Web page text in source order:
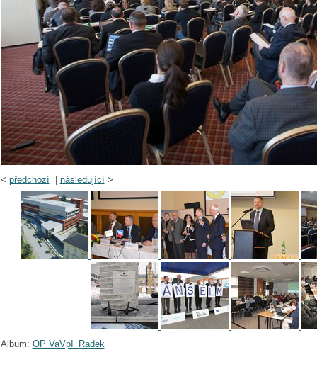
< předchozí| následující>
Album: OP VaVpI_Radek